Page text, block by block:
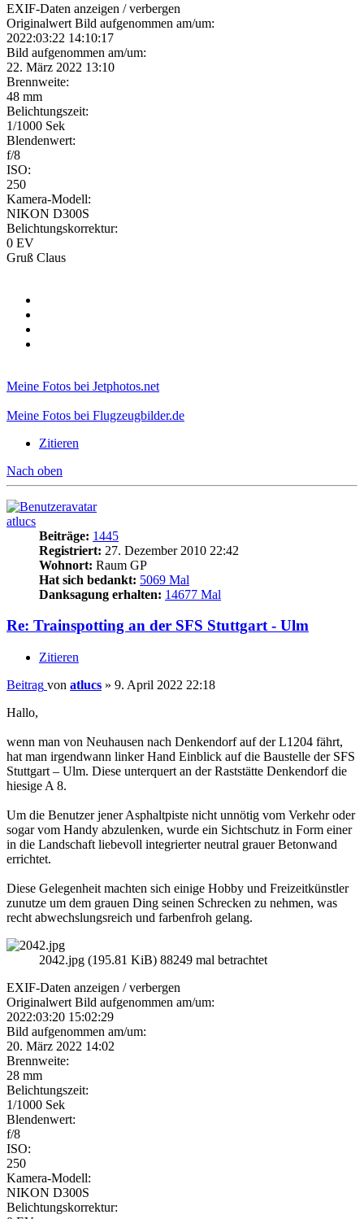
EXIF-Daten anzeigen / verbergen
Originalwert Bild aufgenommen am/um:
2022:03:22 14:10:17
Bild aufgenommen am/um:
22. März 2022 13:10
Brennweite:
48 mm
Belichtungszeit:
1/1000 Sek
Blendenwert:
f/8
ISO:
250
Kamera-Modell:
NIKON D300S
Belichtungskorrektur:
0 EV
Gruß Claus
Meine Fotos bei Jetphotos.net
Meine Fotos bei Flugzeugbilder.de
Zitieren
Nach oben
atlucs
Beiträge: 1445
Registriert: 27. Dezember 2010 22:42
Wohnort: Raum GP
Hat sich bedankt: 5069 Mal
Danksagung erhalten: 14677 Mal
Re: Trainspotting an der SFS Stuttgart - Ulm
Zitieren
Beitrag von atlucs » 9. April 2022 22:18
Hallo,
wenn man von Neuhausen nach Denkendorf auf der L1204 fährt,
hat man irgendwann linker Hand Einblick auf die Baustelle der SFS
Stuttgart – Ulm. Diese unterquert an der Raststätte Denkendorf die
hiesige A 8.
Um die Benutzer jener Asphaltpiste nicht unnötig vom Verkehr oder
sogar vom Handy abzulenken, wurde ein Sichtschutz in Form einer
in die Landschaft liebevoll integrierter neutral grauer Betonwand
errichtet.
Diese Gelegenheit machten sich einige Hobby und Freizeitkünstler
zunutze um dem grauen Ding seinen Schrecken zu nehmen, was
recht abwechslungsreich und farbenfroh gelang.
2042.jpg (195.81 KiB) 88249 mal betrachtet
EXIF-Daten anzeigen / verbergen
Originalwert Bild aufgenommen am/um:
2022:03:20 15:02:29
Bild aufgenommen am/um:
20. März 2022 14:02
Brennweite:
28 mm
Belichtungszeit:
1/1000 Sek
Blendenwert:
f/8
ISO:
250
Kamera-Modell:
NIKON D300S
Belichtungskorrektur: